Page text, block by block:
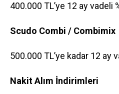
400.000 TL’ye 12 ay vadeli
Scudo Combi / Combimix
500.000 TL’ye kadar 12 ay
Nakit Alım İndirimleri